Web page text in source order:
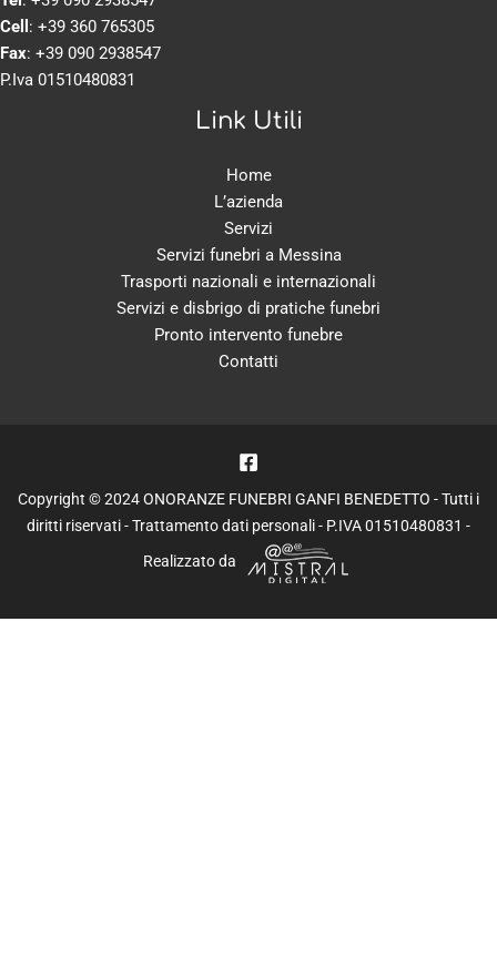
Cell : +39 360 765305
Fax: +39 090 2938547
P.Iva 01510480831
Link Utili
Home
L’azienda
Servizi
Servizi funebri a Messina
Trasporti nazionali e internazionali
Servizi e disbrigo di pratiche funebri
Pronto intervento funebre
Contatti
Copyright © 2024 ONORANZE FUNEBRI GANFI BENEDETTO - Tutti i
diritti riservati -Trattamento dati personali- P.IVA 01510480831 -
Realizzato da